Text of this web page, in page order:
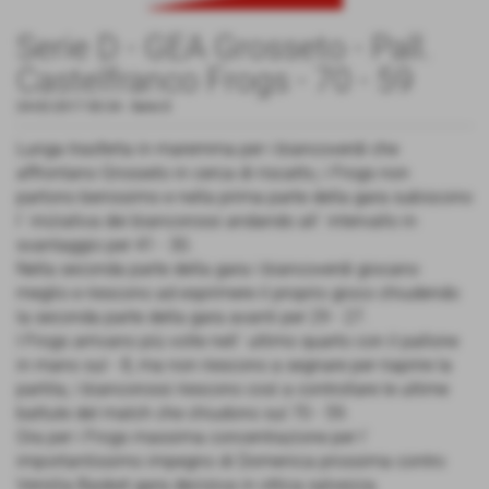
Serie D - GEA Grosseto - Pall.
Castelfranco Frogs - 70 - 59
Lunga trasferta in maremma per i biancoverdi che
affrontano Grosseto in cerca di riscatto, i Frogs non
partono benissimo e nella prima parte della gara subiscono
l´ iniziativa dei biancorossi andando all´ intervallo in
svantaggio per 41 - 30.
Nella seconda parte della gara i biancoverdi giocano
meglio e riescono ad esprimere il proprio gioco chiudendo
la seconda parte della gara avanti per 29 - 27.
I Frogs arrivano più volte nell´ ultimo quarto con il pallone
in mano sul - 8, ma non riescono a segnare per riaprire la
partita, i biancorossi riescono così a controllare le ultime
battute del match che chiudono sul 70 - 59.
Ora per i Frogs massima concentrazione per l´
importantissimo impegno di Domenica prossima contro